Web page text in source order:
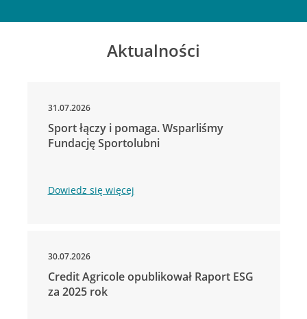
Aktualności
31.07.2026
Sport łączy i pomaga. Wsparliśmy
Fundację Sportolubni
Dowiedz się więcej
30.07.2026
Credit Agricole opublikował Raport ESG
za 2025 rok